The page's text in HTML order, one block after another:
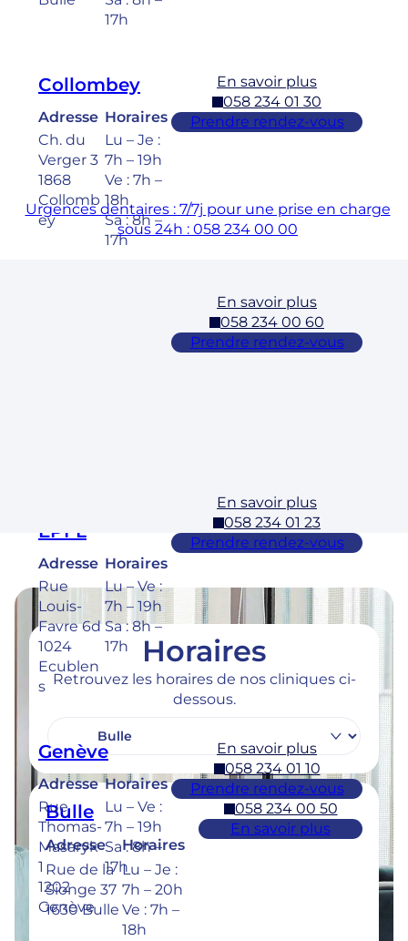
17h
Collombey
Adresse
Ch. du
Verger 3
1868
Collomb
ey
Horaires
Lu – Je :
7h – 19h
Ve : 7h –
18h
Sa : 8h –
17h
En savoir plus
058 234 01 30
Prendre rendez-vous
En savoir plus
058 234 00 60
Prendre rendez-vous
EPFL
Adresse
Rue
Louis-
Favre 6d
1024
Ecublen
s
Horaires
Lu – Ve :
7h – 19h
Sa : 8h –
17h
En savoir plus
058 234 01 23
Prendre rendez-vous
Genève
Adresse
Rue
Thomas-
Masaryk
1
1202
Genève
Horaires
Lu – Ve :
7h – 19h
Sa : 8h –
17h
En savoir plus
058 234 01 10
Prendre rendez-vous
Urgences dentaires : 7/7j pour une prise en charge
sous 24h : 058 234 00 00
Horaires
Retrouvez les horaires de nos cliniques ci-
dessous.
Bulle
Adresse
Rue de la
Sionge 37
1630 Bulle
Horaires
Lu – Je :
7h – 20h
Ve : 7h –
18h
058 234 00 50
En savoir plus